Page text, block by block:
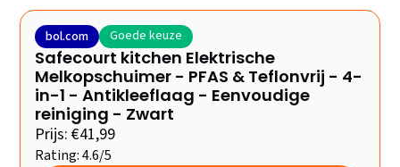
bol.com Goede keuze
Safecourt kitchen Elektrische
Melkopschuimer - PFAS & Teflonvrij - 4-
in-1 - Antikleeflaag - Eenvoudige
reiniging - Zwart
Prijs: €41,99
Rating: 4.6/5